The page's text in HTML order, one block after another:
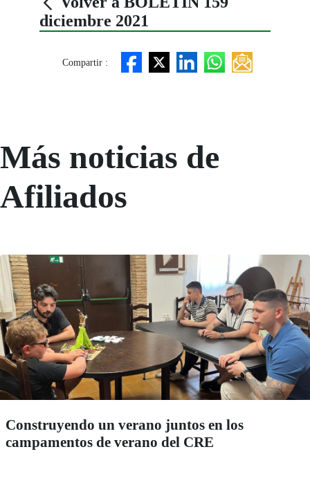
diciembre 2021
Compartir :
Más noticias de
Afiliados
Construyendo un verano juntos en los
campamentos de verano del CRE